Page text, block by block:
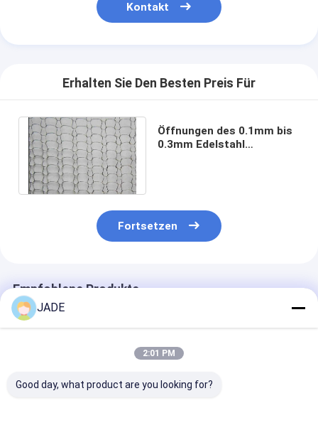
Kontakt
Erhalten Sie Den Besten Preis Für
Öffnungen des 0.1mm bis
0.3mm Edelstahl
Fortsetzen
Empfohlene Produkte
JADE
2:01 PM
Good day, what product are you looking for?